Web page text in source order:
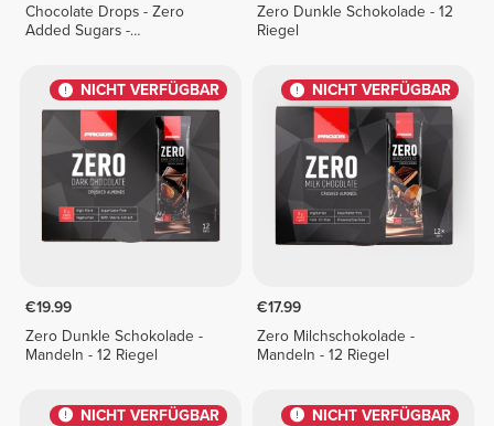
Chocolate Drops - Zero
Added Sugars -
Zero Dunkle Schokolade - 12
Riegel
NICHT VERFÜGBAR
€19.99
Zero Dunkle Schokolade -
Mandeln - 12 Riegel
NICHT VERFÜGBAR
€17.99
Zero Milchschokolade -
Mandeln - 12 Riegel
NICHT VERFÜGBAR NICHT VERFÜGBAR